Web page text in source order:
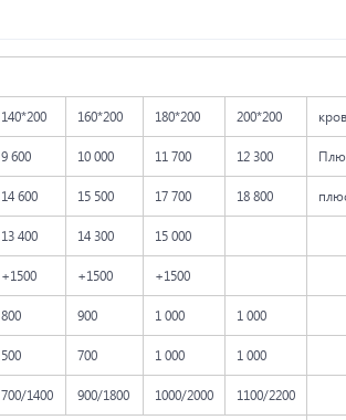
140*200 160*200 180*200 200*200
9 600 10 000 11 700 12 300
14 600 15 500 17 700 18 800
13 400 14 300 15 000
+1500 +1500 +1500
800 900 1 000 1 000
500 700 1 000 1 000
700/1400 900/1800 1000/2000 1100/2200